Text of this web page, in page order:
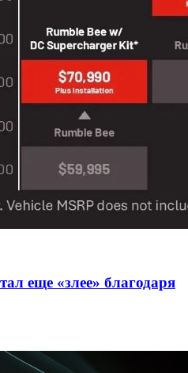
еще «злее» благодаря